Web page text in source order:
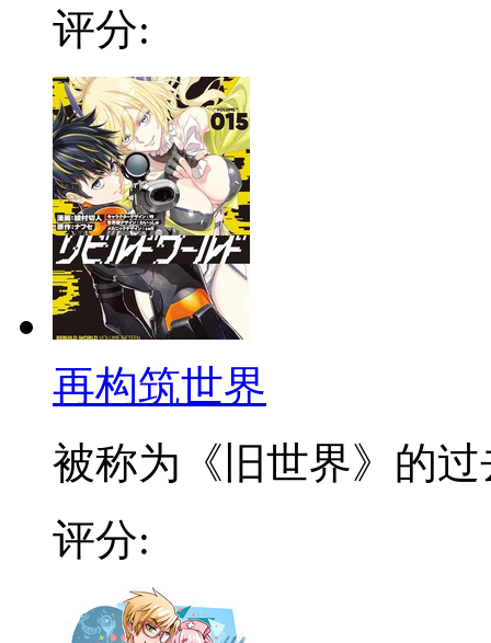
评分:
再构筑世界
被称为《旧世界》的过
评分: